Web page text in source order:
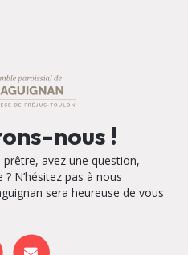
nous !
avez une question,
N’hésitez pas à nous
sera heureuse de vous